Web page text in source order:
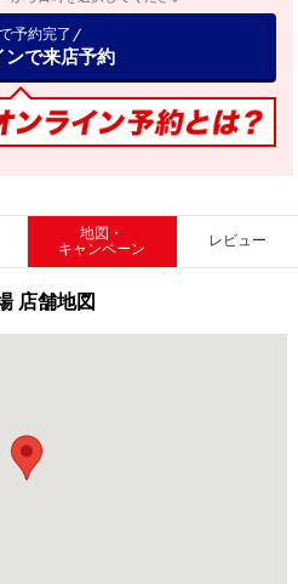
予約完了
ンで来店予約
地図・
キャンペーン
レビュー
店舗地図